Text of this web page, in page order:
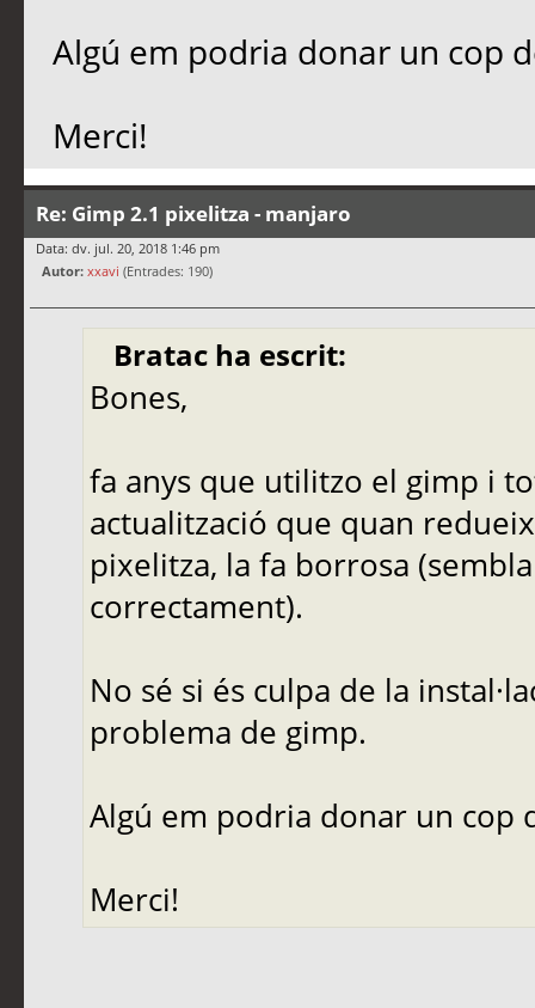
Algú em podria donar un cop
Merci!
Re: Gimp 2.1 pixelitza - manjaro
Data: dv. jul. 20, 2018 1:46 pm
Autor: xxavi (Entrades: 190)
Bratac ha escrit:
Bones,
fa anys que utilitzo el gimp i
actualització que quan
pixelitza, la fa borrosa
correctament).
No sé si és culpa de la
problema de gimp.
Algú em podria donar un cop
Merci!